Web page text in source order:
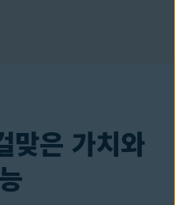
맞은 가치와